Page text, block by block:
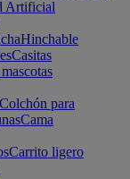
Artificial
Hinchable
Casitas
Colchón para
Cama
Carrito ligero